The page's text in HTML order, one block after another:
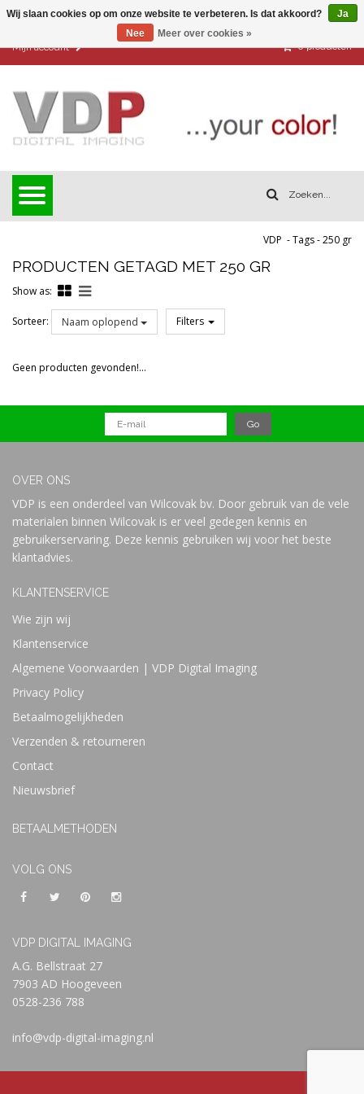
Mijn account 0 producten
VDP -Tags-250 gr
PRODUCTEN GETAGD MET 250 GR
Show as:
Sorteer: Naam oplopend Filters
Prijs
Geen producten gevonden!...
OVER ONS
VDP is een onderdeel van Wilcovak bv. Door gebruik van de vele
materialen binnen Wilcovak is er veel gedegen kennis en
gebruikerservaring. Deze kennis gebruiken wij voor het beste
klantadvies.
KLANTENSERVICE
Wie zijn wij
Klantenservice
Algemene Voorwaarden | VDP Digital Imaging
Privacy Policy
Betaalmogelijkheden
Verzenden & retourneren
Contact
Nieuwsbrief
BETAALMETHODEN
VOLG ONS
VDP DIGITAL IMAGING
A.G. Bellstraat 27
7903 AD Hoogeveen
0528-236 788
info@vdp-digital-imaging.nl
Wij slaan cookies op om onze website te verbeteren. Is dat akkoord?
Ja
Nee
Meer over cookies »